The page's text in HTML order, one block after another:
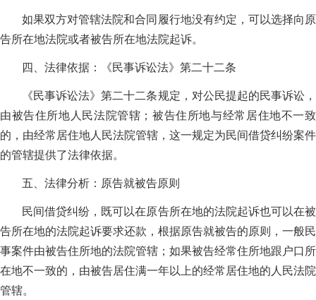
如果双方对管辖法院和合同履行地没有约定，可以选择向原
告所在地法院或者被告所在地法院起诉。
四、法律依据：《民事诉讼法》第二十二条
《民事诉讼法》第二十二条规定，对公民提起的民事诉讼，
由被告住所地人民法院管辖；被告住所地与经常居住地不一致
的，由经常居住地人民法院管辖，这一规定为民间借贷纠纷案件
的管辖提供了法律依据。
五、法律分析：原告就被告原则
民间借贷纠纷，既可以在原告所在地的法院起诉也可以在被
告所在地的法院起诉要求还款，根据原告就被告的原则，一般民
事案件由被告住所地的法院管辖；如果被告经常住所地跟户口所
在地不一致的，由被告居住满一年以上的经常居住地的人民法院
管辖。